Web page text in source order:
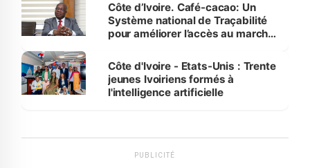
Côte d’Ivoire. Café-cacao: Un
Système national de Traçabilité
pour améliorer l’accès au marché
Côte d'Ivoire - Etats-Unis : Trente
jeunes Ivoiriens formés à
l'intelligence artificielle
PUBLICITÉ